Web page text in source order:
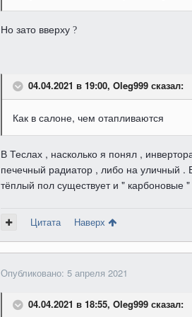
Но зато вверху ?
04.04.2021 в 19:00, Oleg999 сказал:
Как в салоне, чем отапливаются
В Теслах , насколько я понял ,
печечный радиатор , либо на уличный .
тёплый пол существует и " карбоновые
Цитата Наверх
Опубликовано: 5 апреля 2021
04.04.2021 в 18:55, Oleg999 сказал: